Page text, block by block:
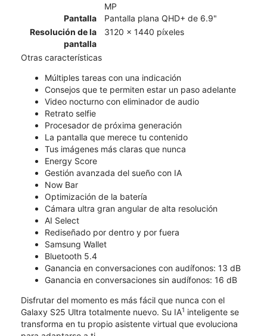
MP
Pantalla
Pantalla plana QHD+ de 6.9"
Resolución de la
pantalla
3120 x 1440 píxeles
Otras características
Múltiples tareas con una indicación
Consejos que te permiten estar un paso adelante
Video nocturno con eliminador de audio
Retrato selfie
Procesador de próxima generación
La pantalla que merece tu contenido
Tus imágenes más claras que nunca
Energy Score
Gestión avanzada del sueño con IA
Now Bar
Optimización de la batería
Cámara ultra gran angular de alta resolución
AI Select
Rediseñado por dentro y por fuera
Samsung Wallet
Bluetooth 5.4
Ganancia en conversaciones con audífonos: 13 dB
Ganancia en conversaciones sin audífonos: 16 dB
Disfrutar del momento es más fácil que nunca con el
Galaxy S25 Ultra totalmente nuevo. Su IA1 inteligente se
transforma en tu propio asistente virtual que evoluciona